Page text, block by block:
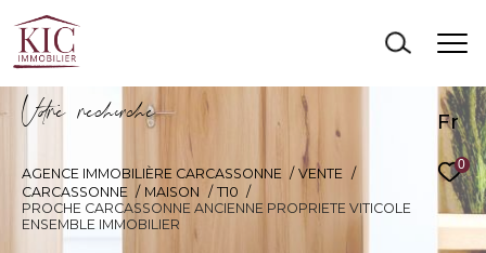
Fr
0
Vore recece
AGENCE IMMOBILIÈRE CARCASSONNE
VENTE
CARCASSONNE
MAISON
T10
PROCHE CARCASSONNE ANCIENNE PROPRIETE VITICOLE
ENSEMBLE IMMOBILIER